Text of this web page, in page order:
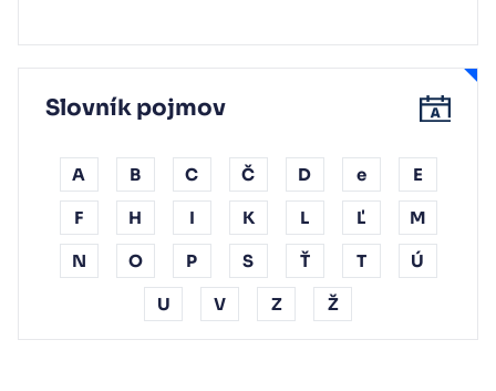
Slovník pojmov
A B C Č D e E
F H I K L Ľ M
N O P S Ť T Ú
U V Z Ž